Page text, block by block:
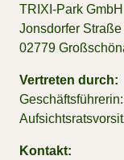
TRI­XI-Park GmbH
Jons­dor­fer Stra­ße
02779
Vertreten durch:
Kontakt: